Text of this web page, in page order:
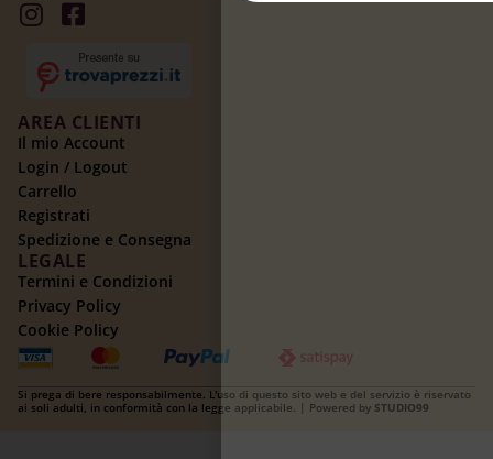
AREA CLIENTI
Il mio Account
Login / Logout
Carrello
Registrati
Spedizione e Consegna
LEGALE
Termini e Condizioni
Privacy Policy
Cookie Policy
Si prega di bere responsabilmente. L'uso di questo sito web e del servizio è riservato
ai soli adulti, in conformità con la legge applicabile. | Powered by STUDIO99